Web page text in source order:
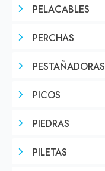
PELACABLES
PERCHAS
PESTAÑADORAS
PICOS
PIEDRAS
PILETAS